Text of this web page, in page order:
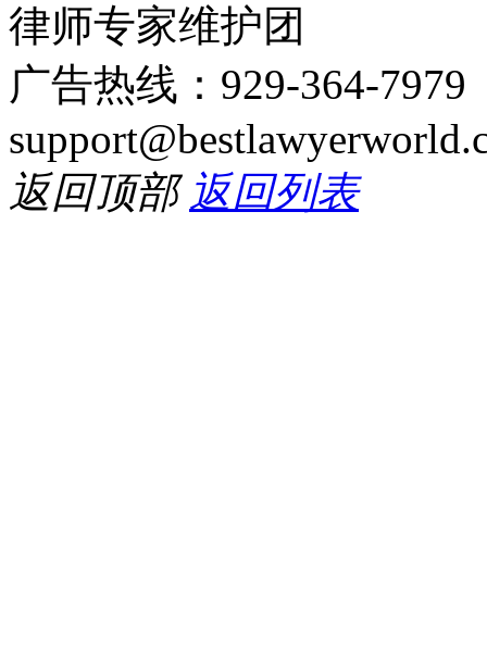
律师专家维护团
广告热线：929-364-
返回顶部 返回列表